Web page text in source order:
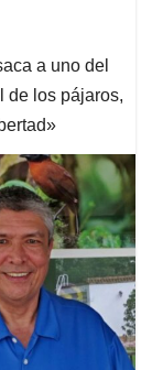
a uno del
de los pájaros,